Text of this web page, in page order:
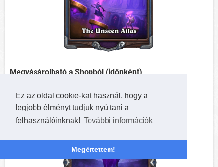
Ez az oldal cookie-kat használ, hogy a
legjobb élményt tudjuk nyújtani a
felhasználóinknak! További információk
Megértettem!
Megvásárolható a Shopból (időnként)